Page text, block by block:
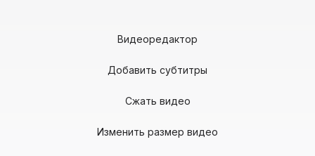
Видеоредактор
Добавить субтитры
Сжать видео
Изменить размер видео